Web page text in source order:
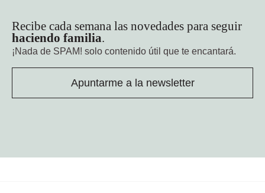
Recibe cada semana las novedades para seguir
haciendo familia.
¡Nada de SPAM! solo contenido útil que te encantará.
Apuntarme a la newsletter